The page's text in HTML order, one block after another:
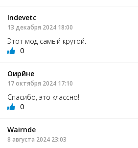
Indevetc
13 декабря 2024 18:00
Этот мод самый крутой.
0
Оирйне
17 октября 2024 17:10
Спасибо, это классно!
0
Wairnde
8 августа 2024 23:03